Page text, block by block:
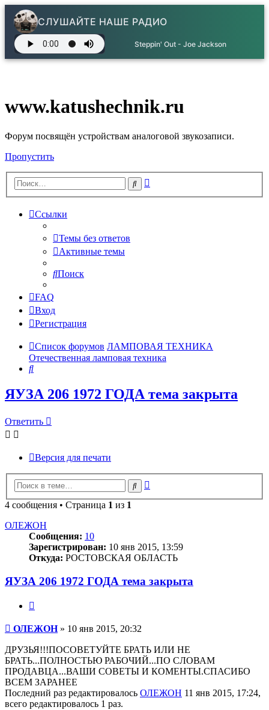
СЛУШАЙТЕ НАШЕ РАДИО
Steppin' Out - Joe Jackson
www.katushechnik.ru
Форум посвящён устройствам аналоговой звукозаписи.
Пропустить
Поиск
Ссылки
Темы без ответов
Активные темы
Поиск
FAQ
Вход
Регистрация
Список форумов ЛАМПОВАЯ ТЕХНИКА
Отечественная ламповая техника
Поиск
ЯУЗА 206 1972 ГОДА тема закрыта
Ответить
Версия для печати
Поиск
4 сообщения • Страница 1 из 1
ОЛЕЖОН
Сообщения: 10
Зарегистрирован: 10 янв 2015, 13:59
Откуда: РОСТОВСКАЯ ОБЛАСТЬ
ЯУЗА 206 1972 ГОДА тема закрыта
Сообщение
ОЛЕЖОН» 10 янв 2015, 20:32
ДРУЗЬЯ!!!ПОСОВЕТУЙТЕ БРАТЬ ИЛИ НЕ
БРАТЬ...ПОЛНОСТЬЮ РАБОЧИЙ...ПО СЛОВАМ
ПРОДАВЦА...ВАШИ СОВЕТЫ И КОМЕНТЫ.СПАСИБО
ВСЕМ ЗАРАНЕЕ
Последний раз редактировалось ОЛЕЖОН 11 янв 2015, 17:24,
всего редактировалось 1 раз.